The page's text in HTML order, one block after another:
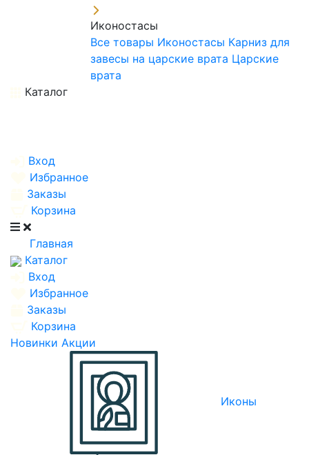
Иконостасы
Все товары Иконостасы Карниз для
завесы на царские врата Царские
врата
Каталог
Вход
Избранное
Заказы
Корзина
Главная
Каталог
Вход
Избранное
Заказы
Корзина
Новинки Акции
Иконы